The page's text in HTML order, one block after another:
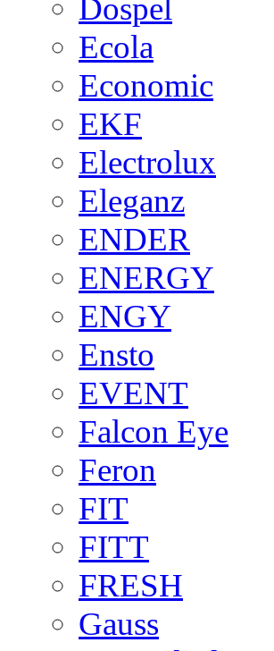
Dospel
Ecola
Economic
EKF
Electrolux
Eleganz
ENDER
ENERGY
ENGY
Ensto
EVENT
Falcon Eye
Feron
FIT
FITT
FRESH
Gauss